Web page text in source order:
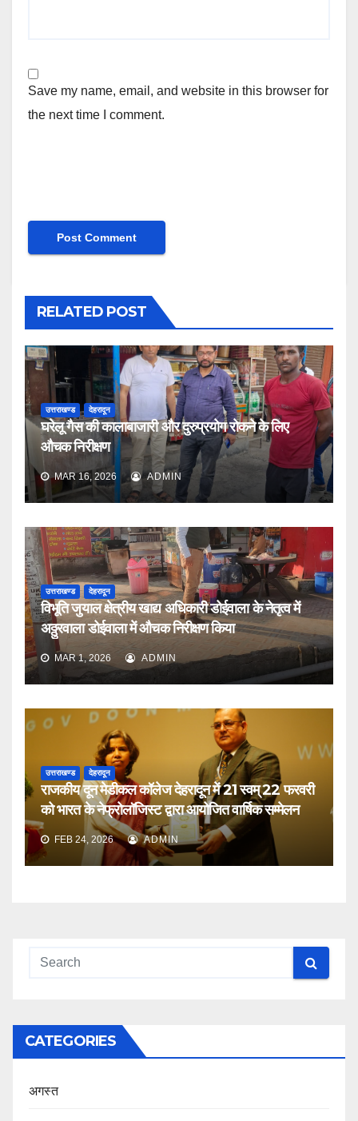
Save my name, email, and website in this browser for
the next time I comment.
RELATED POST
उत्तराखण्ड देहरादून
घरेलू गैस की कालाबाजारी और दुरुप्रयोग रोकने के लिए
औचक निरीक्षण
MAR 16, 2026 ADMIN
उत्तराखण्ड देहरादून
विभूति जुयाल क्षेत्रीय खाद्य अधिकारी डोईवाला के नेतृत्व में
अठ्ठुरवाला डोईवाला में औचक निरीक्षण किया
MAR 1, 2026 ADMIN
उत्तराखण्ड देहरादून
राजकीय दून मेडीकल कॉलेज देहरादून में 21 स्वम् 22 फरवरी
को भारत के नेफ्रोलॉजिस्ट द्वारा आयोजित वार्षिक सम्मेलन
FEB 24, 2026 ADMIN
CATEGORIES
अगस्त